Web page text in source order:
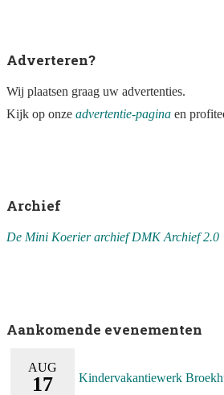
Adverteren?
Wij plaatsen graag uw advertenties.
Kijk op onze advertentie-pagina en
Archief
De Mini Koerier archief DMKArchief 2.0
Aankomende evenementen
AUG
17 Kindervakantiewerk